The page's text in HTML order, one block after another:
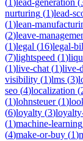
nurturing (1)lead-
(1)lean-
(2)leave-
(1)legal (16)legal-
(7)lightspeed (1)
(1)live-chat (1)live-
visibility (1)lms (3)
seo (4)localization (
(1)lohnsteuer(1)
(6)loyalty (3)
(1)machine-learning
(4)make-or-buy (1)